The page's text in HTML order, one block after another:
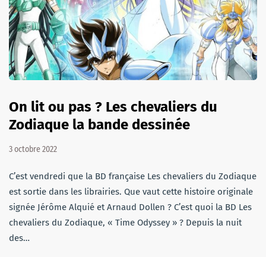
On lit ou pas ? Les chevaliers du
Zodiaque la bande dessinée
3 octobre 2022
C’est vendredi que la BD française Les chevaliers du Zodiaque
est sortie dans les librairies. Que vaut cette histoire originale
signée Jérôme Alquié et Arnaud Dollen ? C’est quoi la BD Les
chevaliers du Zodiaque, « Time Odyssey » ? Depuis la nuit
des…